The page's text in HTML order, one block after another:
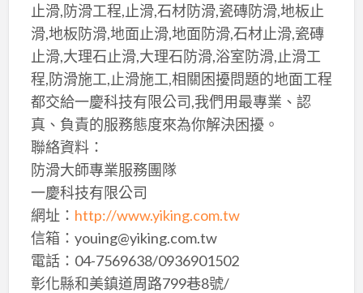
止滑,防滑工程,止滑,石材防滑,瓷磚防滑,地板止
滑,地板防滑,地面止滑,地面防滑,石材止滑,瓷磚
止滑,大理石止滑,大理石防滑,浴室防滑,止滑工
程,防滑施工,止滑施工,相關困擾問題的地面工程
都交給一慶科技有限公司,我們用最專業、認
真、負責的服務態度來為你解決困擾。
聯絡資料：
防滑大師專業服務團隊
一慶科技有限公司
網址： http://www.yiking.com.tw
信箱：youing@yiking.com.tw
電話：04-7569638/0936901502
彰化縣和美鎮道周路799巷8號/